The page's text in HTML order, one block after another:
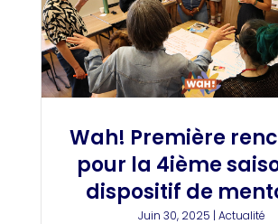
Wah! Première
pour la 4ième
dispositif de
Juin 30, 2025 |Actualité